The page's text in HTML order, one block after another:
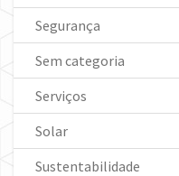
Segurança
Sem categoria
Serviços
Solar
Sustentabilidade